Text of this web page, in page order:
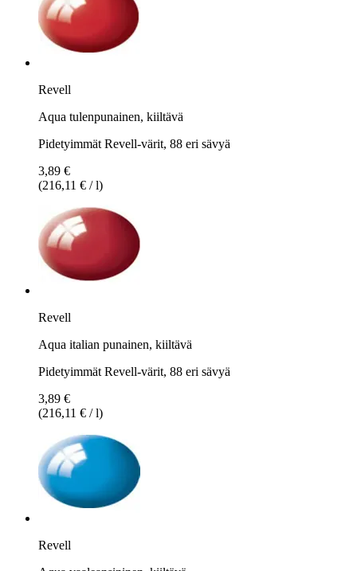
Revell
Aqua tulenpunainen, kiiltävä
Pidetyimmät Revell-värit, 88 eri sävyä
3,89 €
(216,11 € / l)
Revell
Aqua italian punainen, kiiltävä
Pidetyimmät Revell-värit, 88 eri sävyä
3,89 €
(216,11 € / l)
Revell